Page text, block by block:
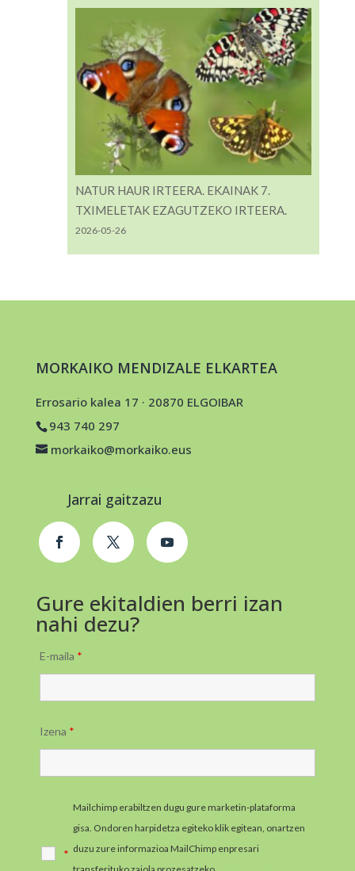
NATUR HAUR IRTEERA. EKAINAK 7.
TXIMELETAK EZAGUTZEKO IRTEERA.
2026-05-26
MORKAIKO MENDIZALE ELKARTEA
Errosario kalea 17 · 20870 ELGOIBAR
943 740 297
morkaiko@morkaiko.eus
Jarrai gaitzazu
Gure ekitaldien berri izan
nahi dezu?
E-maila *
Izena *
*
Mailchimp erabiltzen dugu gure marketin-plataforma
gisa. Ondoren harpidetza egiteko klik egitean, onartzen
duzu zure informazioa MailChimp enpresari